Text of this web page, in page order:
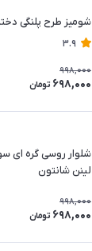
شومیز طرح پلنگی
3.9
998,000
698,000 تومان
شلوار روسی گره ای
لینن شانتون
998,000
698,000 تومان